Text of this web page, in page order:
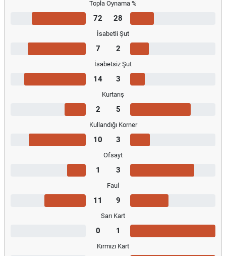
Topla Oynama %
72 28
İsabetli Şut
7 2
İsabetsiz Şut
14 3
Kurtarış
2 5
Kullandığı Korner
10 3
Ofsayt
1 3
Faul
11 9
Sarı Kart
0 1
Kırmızı Kart